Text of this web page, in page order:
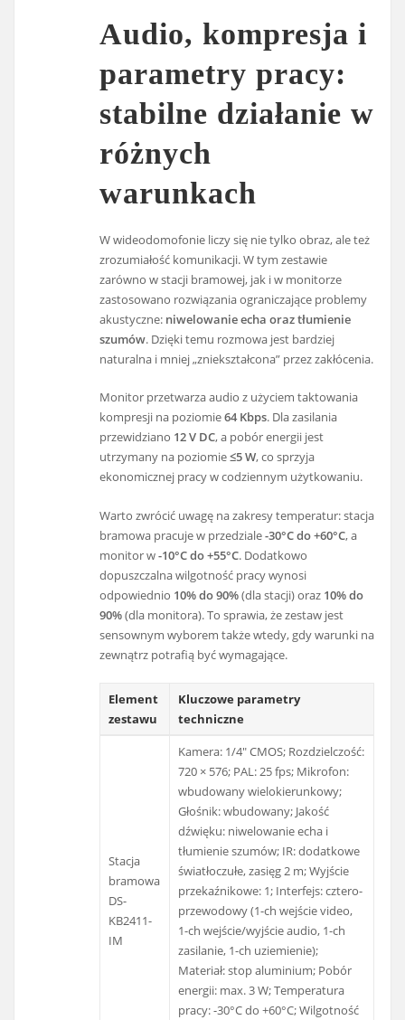
Audio, kompresja i
parametry pracy:
stabilne działanie w
różnych
warunkach
W wideodomofonie liczy się nie tylko obraz, ale też
zrozumiałość komunikacji. W tym zestawie
zarówno w stacji bramowej, jak i w monitorze
zastosowano rozwiązania ograniczające problemy
akustyczne: niwelowanie echa oraz tłumienie
szumów. Dzięki temu rozmowa jest bardziej
naturalna i mniej „zniekształcona” przez zakłócenia.
Monitor przetwarza audio z użyciem taktowania
kompresji na poziomie64 Kbps. Dla zasilania
przewidziano 12 V DC, a pobór energii jest
utrzymany na poziomie≤5 W, co sprzyja
ekonomicznej pracy w codziennym użytkowaniu.
Warto zwrócić uwagę na zakresy temperatur: stacja
bramowa pracuje w przedziale-30°C do +60°C, a
monitor w-10°C do +55°C. Dodatkowo
dopuszczalna wilgotność pracy wynosi
odpowiednio 10% do 90%(dla stacji) oraz 10% do
90%(dla monitora). To sprawia, że zestaw jest
sensownym wyborem także wtedy, gdy warunki na
zewnątrz potrafią być wymagające.
Element
zestawu
Kluczowe parametry
techniczne
Stacja
bramowa
DS-
KB2411-
IM
Kamera: 1/4″ CMOS; Rozdzielczość:
720 × 576; PAL: 25 fps; Mikrofon:
wbudowany wielokierunkowy;
Głośnik: wbudowany; Jakość
dźwięku: niwelowanie echa i
tłumienie szumów; IR: dodatkowe
światłoczułe, zasięg 2 m; Wyjście
przekaźnikowe: 1; Interfejs: cztero-
przewodowy (1-ch wejście video,
1-ch wejście/wyjście audio, 1-ch
zasilanie, 1-ch uziemienie);
Materiał: stop aluminium; Pobór
energii: max. 3 W; Temperatura
pracy: -30°C do +60°C; Wilgotność